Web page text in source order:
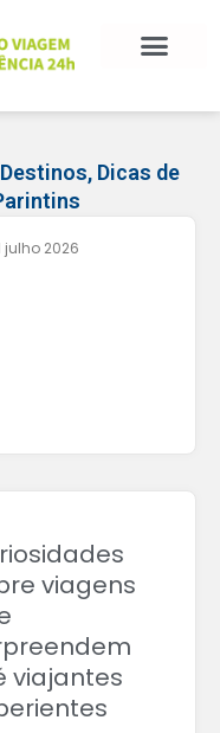
Destinos, Dicas de
julho 2026
viagens
viajantes